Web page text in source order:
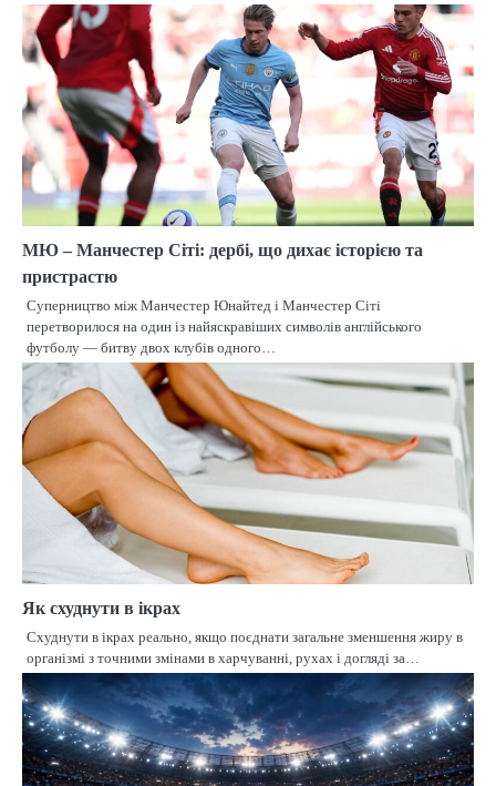
МЮ – Манчестер Сіті: дербі, що дихає історією та
пристрастю
Суперництво між Манчестер Юнайтед і Манчестер Сіті
перетворилося на один із найяскравіших символів англійського
футболу — битву двох клубів одного…
Як схуднути в ікрах
Схуднути в ікрах реально, якщо поєднати загальне зменшення жиру в
організмі з точними змінами в харчуванні, рухах і догляді за…